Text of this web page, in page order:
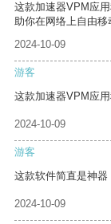
这款加速器VPM应
助你在网络上自由移
2024-10-09
游客
这款加速器VPM应
2024-10-09
游客
这款软件简直是神器
2024-10-09